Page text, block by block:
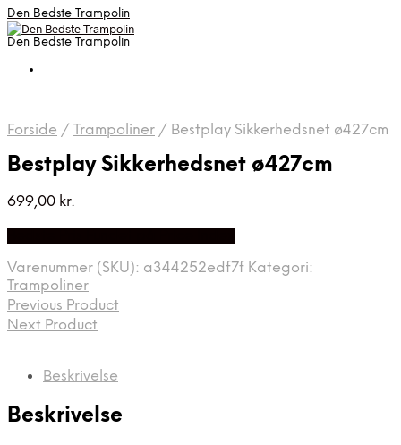
Den Bedste Trampolin
Den Bedste Trampolin
Forside / Trampoliner / Bestplay Sikkerhedsnet ø427cm
Bestplay Sikkerhedsnet ø427cm
699,00 kr.
Varenummer (SKU): a344252edf7f Kategori:
Trampoliner
Previous Product
Next Product
Beskrivelse
Beskrivelse